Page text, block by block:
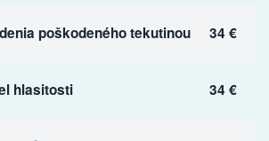
poškodeného tekutinou 34 €
hlasitosti 34 €